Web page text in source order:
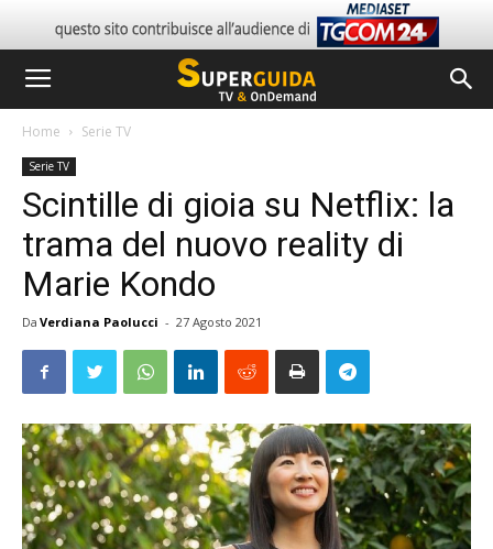
Home Serie TV
Serie TV
Scintille di gioia su Netflix: la
trama del nuovo reality di
Marie Kondo
Da Verdiana Paolucci - 27 Agosto 2021